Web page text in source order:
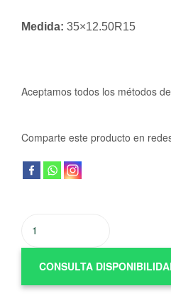
Medida: 35×12.50R15
Aceptamos todos los métodos
Comparte este producto en
CONSULTA